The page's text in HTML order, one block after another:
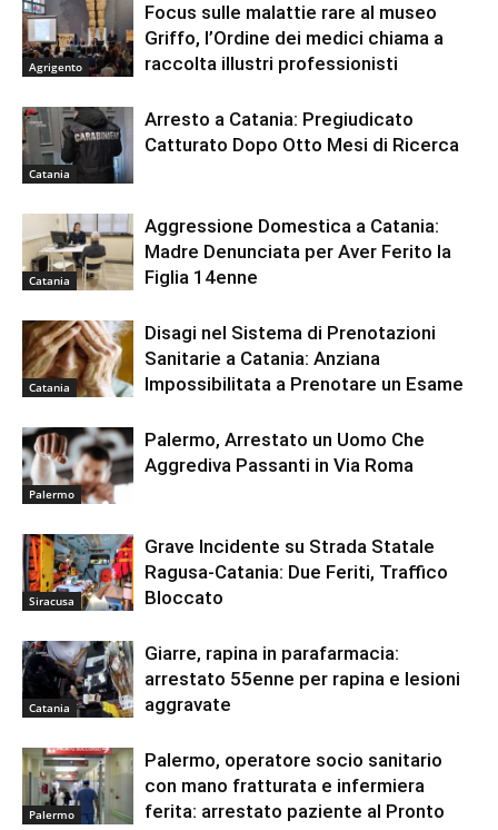
Agrigento
Focus sulle malattie rare al museo
Griffo, l’Ordine dei medici chiama a
raccolta illustri professionisti
Catania
Arresto a Catania: Pregiudicato
Catturato Dopo Otto Mesi di Ricerca
Catania
Aggressione Domestica a Catania:
Madre Denunciata per Aver Ferito la
Figlia 14enne
Catania
Disagi nel Sistema di Prenotazioni
Sanitarie a Catania: Anziana
Impossibilitata a Prenotare un Esame
Palermo
Palermo, Arrestato un Uomo Che
Aggrediva Passanti in Via Roma
Siracusa
Grave Incidente su Strada Statale
Ragusa-Catania: Due Feriti, Traffico
Bloccato
Catania
Giarre, rapina in parafarmacia:
arrestato 55enne per rapina e lesioni
aggravate
Palermo
Palermo, operatore socio sanitario
con mano fratturata e infermiera
ferita: arrestato paziente al Pronto